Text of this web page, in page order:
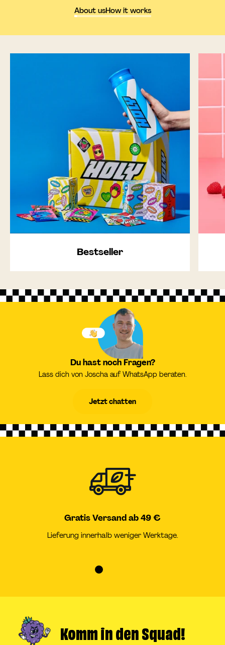
About usHow it works
Bestseller
Du hast noch Fragen?
Lass dich von Joscha auf WhatsApp beraten.
Jetzt chatten
Gratis Versand ab 49 €
Lieferung innerhalb weniger Werktage.
Zur
Komm in den Squad!